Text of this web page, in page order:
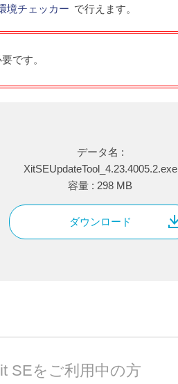
境チェッカー で行えます。
です。
データ名 :
XitSEUpdateTool_4.23.4005.2.exe
容量 : 298 MB
ダウンロード
SEをご利用中の方